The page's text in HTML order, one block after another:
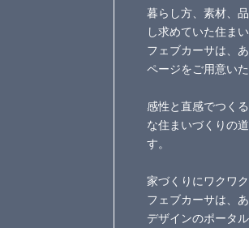
暮らし方、素材、
し求めていた住ま
フェブカーサは、
ページをご用意いた
感性と直感でつく
な住まいづくりの
す。
家づくりにワクワク
フェブカーサは、
デザインのポータル